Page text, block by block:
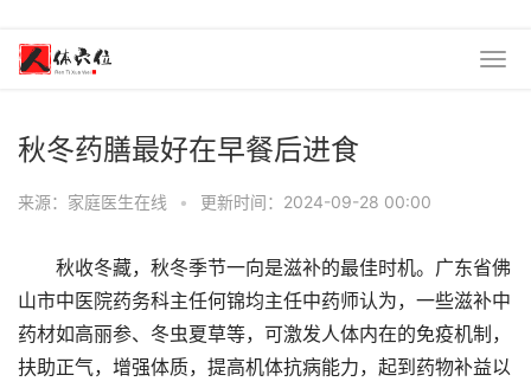
秋冬药膳最好在早餐后进食
来源：家庭医生在线 • 更新时间：2024-09-28 00:00
秋收冬藏，秋冬季节一向是滋补的最佳时机。广东省佛
山市中医院药务科主任何锦均主任中药师认为，一些滋补中
药材如高丽参、冬虫夏草等，可激发人体内在的免疫机制，
扶助正气，增强体质，提高机体抗病能力，起到药物补益以